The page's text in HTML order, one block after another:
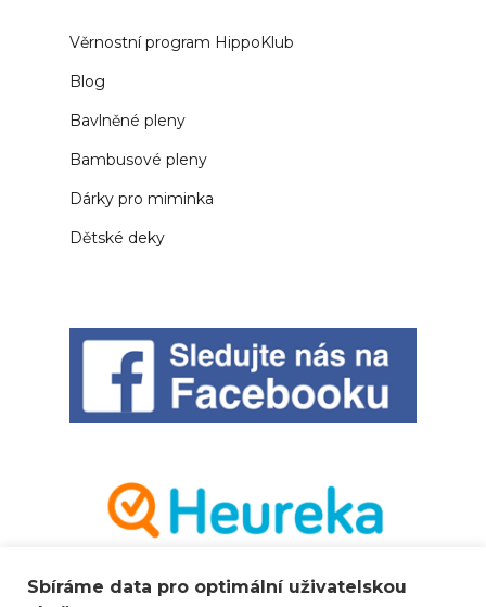
Věrnostní program HippoKlub
Blog
Bavlněné pleny
Bambusové pleny
Dárky pro miminka
Dětské deky
Sbíráme data pro optimální uživatelskou